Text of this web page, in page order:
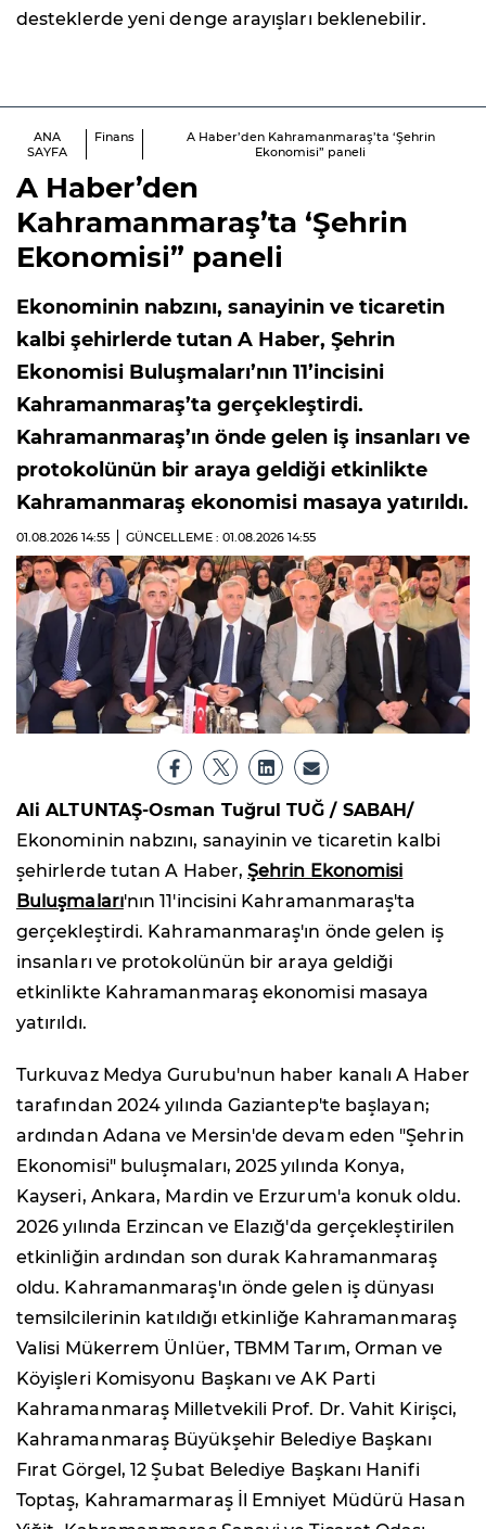
desteklerde yeni denge arayışları beklenebilir.
ANA
SAYFA
Finans
A Haber’den Kahramanmaraş’ta ‘Şehrin
Ekonomisi” paneli
A Haber’den
Kahramanmaraş’ta ‘Şehrin
Ekonomisi” paneli
Ekonominin nabzını, sanayinin ve ticaretin
kalbi şehirlerde tutan A Haber, Şehrin
Ekonomisi Buluşmaları’nın 11’incisini
Kahramanmaraş’ta gerçekleştirdi.
Kahramanmaraş’ın önde gelen iş insanları ve
protokolünün bir araya geldiği etkinlikte
Kahramanmaraş ekonomisi masaya yatırıldı.
01.08.2026 14:55 GÜNCELLEME : 01.08.2026 14:55
Ali ALTUNTAŞ-Osman Tuğrul TUĞ / SABAH/
Ekonominin nabzını, sanayinin ve ticaretin kalbi
şehirlerde tutan A Haber,Şehrin Ekonomisi
Buluşmaları'nın 11'incisini Kahramanmaraş'ta
gerçekleştirdi. Kahramanmaraş'ın önde gelen iş
insanları ve protokolünün bir araya geldiği
etkinlikte Kahramanmaraş ekonomisi masaya
yatırıldı.
Turkuvaz Medya Gurubu'nun haber kanalı A Haber
tarafından 2024 yılında Gaziantep'te başlayan;
ardından Adana ve Mersin'de devam eden "Şehrin
Ekonomisi" buluşmaları, 2025 yılında Konya,
Kayseri, Ankara, Mardin ve Erzurum'a konuk oldu.
2026 yılında Erzincan ve Elazığ'da gerçekleştirilen
etkinliğin ardından son durak Kahramanmaraş
oldu. Kahramanmaraş'ın önde gelen iş dünyası
temsilcilerinin katıldığı etkinliğe Kahramanmaraş
Valisi Mükerrem Ünlüer, TBMM Tarım, Orman ve
Köyişleri Komisyonu Başkanı ve AK Parti
Kahramanmaraş Milletvekili Prof. Dr. Vahit Kirişci,
Kahramanmaraş Büyükşehir Belediye Başkanı
Fırat Görgel, 12 Şubat Belediye Başkanı Hanifi
Toptaş, Kahramarmaraş İl Emniyet Müdürü Hasan